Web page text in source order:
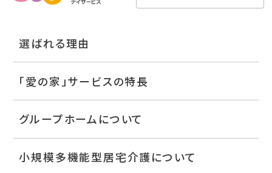
選ばれる理由
「愛の家」サービスの特長
グループホームについて
小規模多機能型居宅介護について